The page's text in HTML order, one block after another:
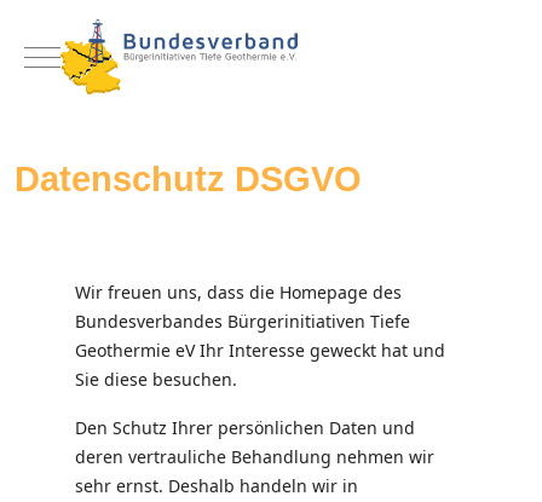
Mobile Menu Toggle
Datenschutz DSGVO
Wir freuen uns, dass die Homepage des
Bundesverbandes Bürgerinitiativen Tiefe
Geothermie eV Ihr Interesse geweckt hat und
Sie diese besuchen.
Den Schutz Ihrer persönlichen Daten und
deren vertrauliche Behandlung nehmen wir
sehr ernst. Deshalb handeln wir in